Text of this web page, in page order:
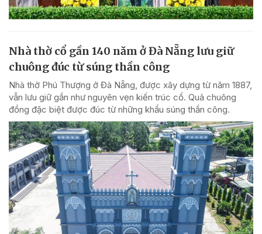
Nhà thờ cổ gần 140 năm ở Đà Nẵng lưu giữ
chuông đúc từ súng thần công
Nhà thờ Phú Thượng ở Đà Nẵng, được xây dựng từ năm 1887,
vẫn lưu giữ gần như nguyên vẹn kiến trúc cổ. Quả chuông
đồng đặc biệt được đúc từ những khẩu súng thần công.